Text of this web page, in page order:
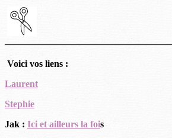
Voici vos liens :
Laurent
Stephie
Jak : Ici et ailleurs la fois